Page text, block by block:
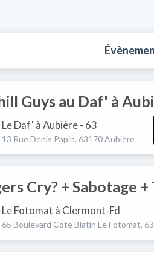
Guys au Daf' à
Le Daf' à Aubière - 63
13 Rue Denis Papin, 63170 Aubière
Cry? + Sabotage
Le Fotomat à Clermont-Fd
65 Boulevard Cote Blatin Le Fotomat,